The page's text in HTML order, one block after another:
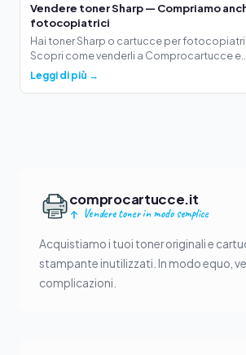
Vendere toner Sharp — Compriamo
fotocopiatrici
Hai toner Sharp o cartucce per
Scopri come venderli a Comprocartucce
Leggi di più →
comprocartucce.it
Vendere toner in modo semplice
Acquistiamo i tuoi toner originali e
stampante inutilizzati. In modo equo,
complicazioni.